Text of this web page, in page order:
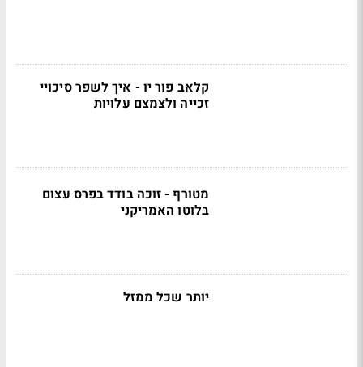
קלאב פור יו - איך לשפר סיכויי
זכייה ולצמצם עלויות
מטורף - זוכה בודד בפרס עצום
בלוטו האמריקני
יותר שכל ממזל